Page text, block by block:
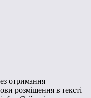
отримання
розміщення в тексті